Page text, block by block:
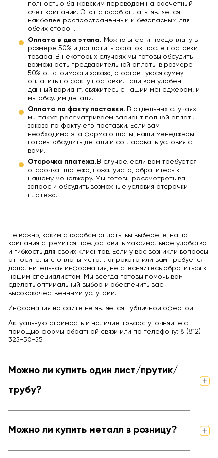
полностью банковским переводом на расчетный
счет компании. Этот способ оплаты является
наиболее распространенным и безопасным для
обеих сторон.
Оплата в два этапа. Можно внести предоплату в
размере 50% и доплатить остаток после поставки
товара. В некоторых случаях мы готовы обсудить
возможность предварительной оплаты в размере
50% от стоимости заказа, а оставшуюся сумму
оплатить по факту поставки. Если вам удобен
данный вариант, свяжитесь с нашим менеджером, и
мы обсудим детали.
Оплата по факту поставки. В отдельных случаях
мы также рассматриваем вариант полной оплаты
заказа по факту его поставки. Если вам
необходима эта форма оплаты, наши менеджеры
готовы обсудить детали и согласовать условия с
вами.
Отсрочка платежа. В случае, если вам требуется
отсрочка платежа, пожалуйста, обратитесь к
нашему менеджеру. Мы готовы рассмотреть ваш
запрос и обсудить возможные условия отсрочки
платежа.
Не важно, каким способом оплаты вы выберете, наша
компания стремится предоставить максимальное удобство
и гибкость для своих клиентов. Если у вас возникли вопросы
относительно оплаты металлопроката или вам требуется
дополнительная информация, не стесняйтесь обратиться к
нашим специалистам. Мы всегда готовы помочь вам
сделать оптимальный выбор и обеспечить вас
высококачественными услугами.
Информация на сайте не является публичной офертой.
Актуальную стоимость и наличие товара уточняйте с
помощью формы обратной связи или по телефону: 8 (812)
325-50-55
Можно ли купить один лист/прутик/
трубу?
Можно ли купить металл в розницу?